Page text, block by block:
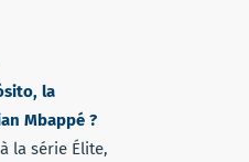
la
Mbappé ?
la série Élite,